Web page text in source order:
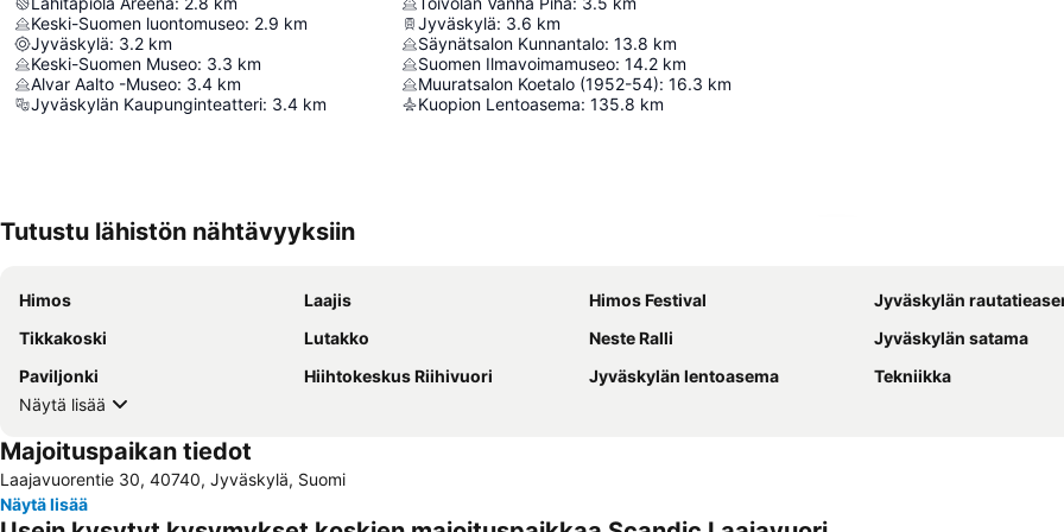
Keski-Suomen luontomuseo: 2.9 km
Jyväskylä: 3.2 km
Keski-Suomen Museo: 3.3 km
Alvar Aalto -Museo: 3.4 km
Jyväskylän Kaupunginteatteri: 3.4 km
Jyväskylä: 3.6 km
Säynätsalon Kunnantalo: 13.8 km
Suomen Ilmavoimamuseo: 14.2 km
Muuratsalon Koetalo (1952-54): 16.3 km
Kuopion Lentoasema: 135.8 km
Tutustu lähistön nähtävyyksiin
Himos Laajis Himos Festival
Jyväskylän
Tikkakoski
Lutakko Neste Ralli
Jyväskylän satama
Paviljonki
Hiihtokeskus Riihivuori Jyväskylän lentoasema
Tekniikka
Näytä lisää
Majoituspaikan tiedot
Laajavuorentie 30, 40740, Jyväskylä, Suomi
Näytä lisää